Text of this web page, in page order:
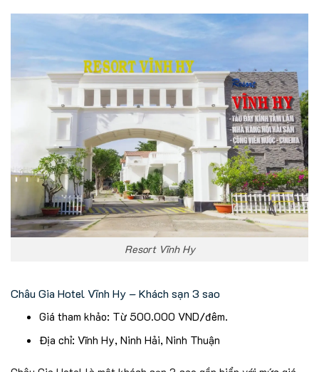
Resort Vĩnh Hy
Châu Gia Hotel Vĩnh Hy – Khách sạn 3 sao
Giá tham khảo: Từ 500.000 VND/đêm.
Địa chỉ: Vĩnh Hy, Ninh Hải, Ninh Thuận